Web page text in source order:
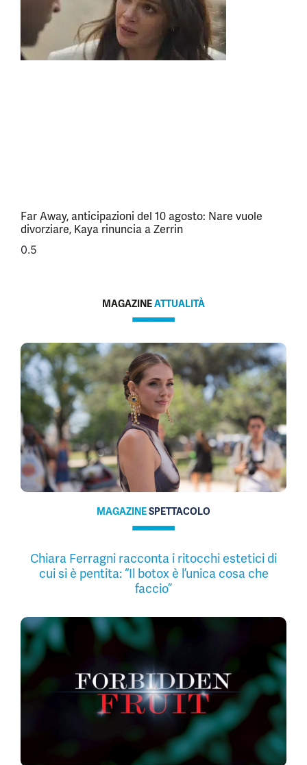
Far Away, anticipazioni del 10 agosto: Nare vuole
divorziare, Kaya rinuncia a Zerrin
MAGAZINEATTUALITÀ
MAGAZINESPETTACOLO
Chiara Ferragni racconta i ritocchi estetici di
cui si è pentita: “Il botox è l’unica cosa che
faccio”